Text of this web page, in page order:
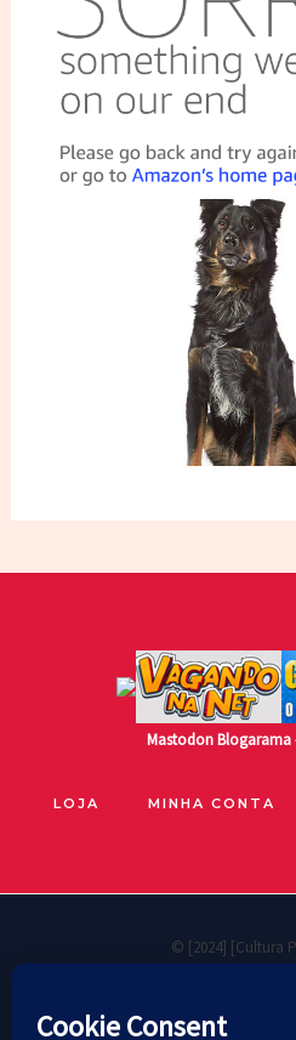
MastodonBlogarama
LOJA MINHA CONTA
© [2024] [Cultura
Políticas de